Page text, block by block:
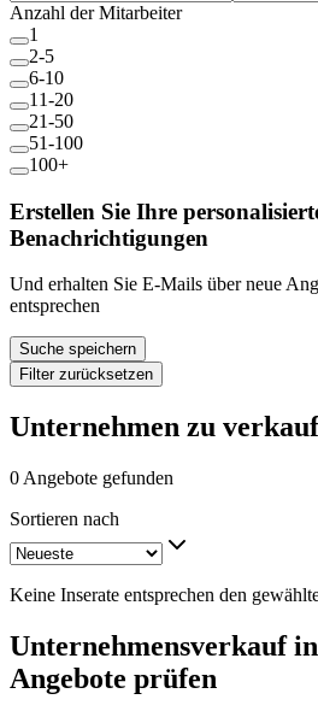
Anzahl der Mitarbeiter
1
2-5
6-10
11-20
21-50
51-100
100+
Erstellen Sie Ihre
Benachrichtigungen
Und erhalten Sie E-Mails über neue
entsprechen
Suche speichern
Filter zurücksetzen
Unternehmen zu
0 Angebote gefunden
Sortieren nach
Keine Inserate entsprechen den
Unternehmensverkauf
Angebote prüfen